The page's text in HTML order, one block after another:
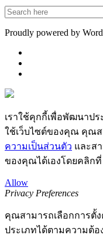
Proudly powered by
เราใช้คุกกี้เพื่อพัฒนาป
ใช้เว็บไซต์ของคุณ คุณส
ความเป็นส่วนตัว และส
ของคุณได้เองโดยคลิกที่
Allow
Privacy Preferences
คุณสามารถเลือกการตั้
ประเภทได้ตามความต้อ